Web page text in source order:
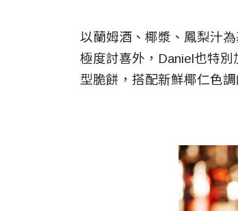
以蘭姆酒、椰漿、鳳梨汁
極度討喜外，Daniel也特
型脆餅，搭配新鮮椰仁色